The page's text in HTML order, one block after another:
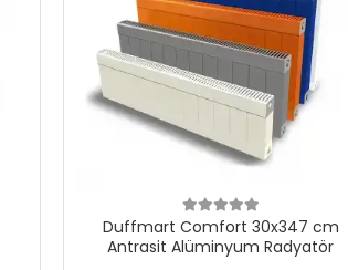
Duffmart Comfort 30x347 cm
Antrasit Alüminyum Radyatör